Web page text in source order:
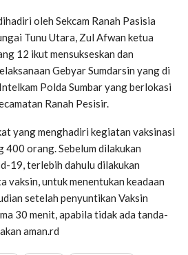
oleh Sekcam Ranah Pasisia
Tunu Utara, Zul Afwan ketua
12 ikut mensukseskan dan
Gebyar Sumdarsin yang di
Polda Sumbar yang berlokasi
Ranah Pesisir.
yang menghadiri kegiatan vaksinasi
400 orang. Sebelum dilakukan
19, terlebih dahulu dilakukan
vaksin, untuk menentukan keadaan
setelah penyuntikan Vaksin
30 menit, apabila tidak ada tanda-
aman.rd